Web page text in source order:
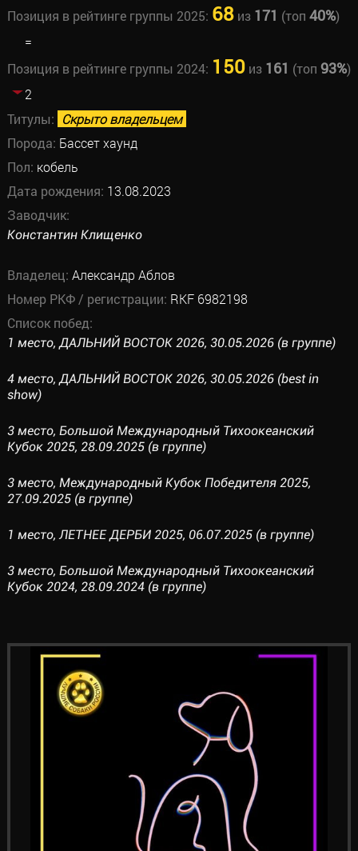
Позиция в рейтинге группы 2025: 68из 171 (топ 40%)
=
Позиция в рейтинге группы 2024: 150из 161 (топ 93%)
2
Титулы: Скрыто владельцем
Порода: Бассет хаунд
Пол: кобель
Дата рождения: 13.08.2023
Заводчик:
Константин Клищенко
Владелец: Александр Аблов
Номер РКФ / регистрации: RKF 6982198
Список побед:
1 место, ДАЛЬНИЙ ВОСТОК 2026, 30.05.2026 (в группе)
4 место, ДАЛЬНИЙ ВОСТОК 2026, 30.05.2026 (best in
show)
3 место, Большой Международный Тихоокеанский
Кубок 2025, 28.09.2025 (в группе)
3 место, Международный Кубок Победителя 2025,
27.09.2025 (в группе)
1 место, ЛЕТНЕЕ ДЕРБИ 2025, 06.07.2025 (в группе)
3 место, Большой Международный Тихоокеанский
Кубок 2024, 28.09.2024 (в группе)